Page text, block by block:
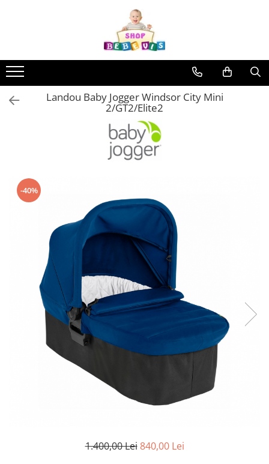
Carucioare copii
Carucioare copii sport
Carucioare copii 2in1
Accesorii carucioare copii
Huse ploaie si antiinsecte
Saci si invelitoare
Umbrele carucioare
Accesorii diverse carucioare
Landouri pentru bebelusi
Scaune auto copii
Camera copilului
Patuturi copii
Patuturi lemn pana la 120 x 60 cm
Patuturi lemn 140 x 70 cm
Patuturi lemn 160 x 80 cm
Patuturi pliabile si tarcuri de joaca
Saltele de la 120 x 60 cm
Landou Baby Jogger Windsor City Mini
2/GT2/Elite2
-40%
1.400,00 Lei 840,00 Lei